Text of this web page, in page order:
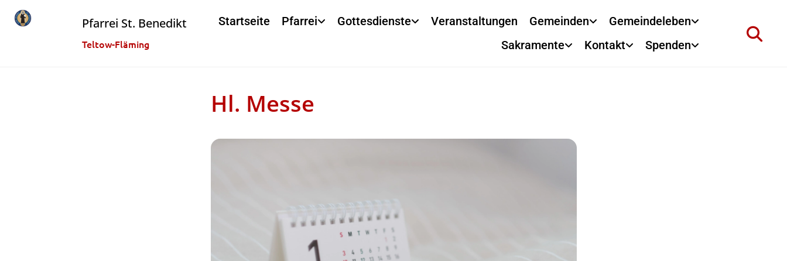
Pfarrei St. Benedikt
Teltow-Fläming
Startseite Pfarrei Gottesdienste Veranstaltungen Gemeinden
Gemeindeleben
Sakramente
Kontakt Spenden
Hl. Messe